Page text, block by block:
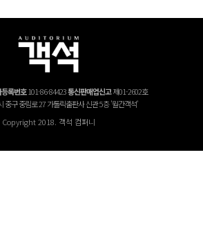
록번호101-86-84423통신판매업신고제01-2602호
중구 중림로 27 가톨릭출판사 신관 5층 '월간객석'
Copyright 2018. 객석 컴퍼니